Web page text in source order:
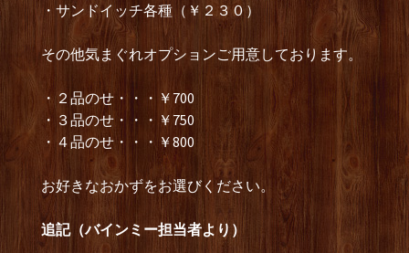
・サンドイッチ各種（￥２３０）
その他気まぐれオプションご用意しております。
・２品のせ・・・￥700
・３品のせ・・・￥750
・４品のせ・・・￥800
お好きなおかずをお選びください。
追記（バインミー担当者より）